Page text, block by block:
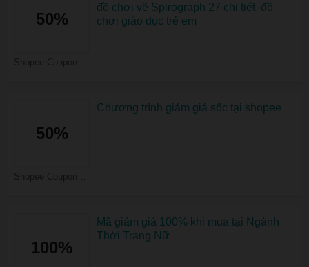
50%
đồ chơi vẽ Spirograph 27 chi tiết, đồ
chơi giáo dục trẻ em
50%
Chương trình giảm giá sốc tại shopee
100%
Mã giảm giá 100% khi mua tại Ngành
Thời Trang Nữ